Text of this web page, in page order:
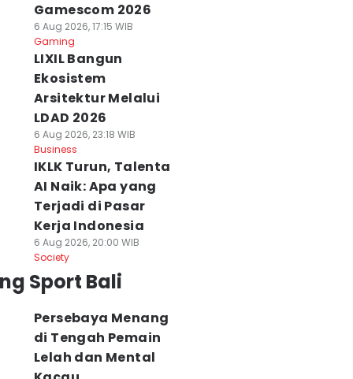
Gamescom 2026
6 Aug 2026, 17:15 WIB
Gaming
LIXIL Bangun
Ekosistem
Arsitektur Melalui
LDAD 2026
6 Aug 2026, 23:18 WIB
Business
IKLK Turun, Talenta
AI Naik: Apa yang
Terjadi di Pasar
Kerja Indonesia
6 Aug 2026, 20:00 WIB
Society
Sport Bali
Persebaya Menang
di Tengah Pemain
Lelah dan Mental